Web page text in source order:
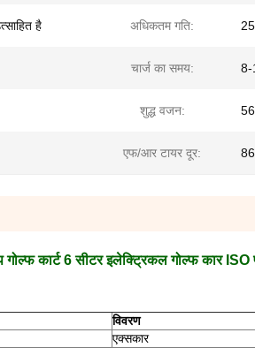
है अधिकतम गति:
चार्ज का समय: 8-
शुद्ध वजन:
एफ/आर टायर दूर:
कार्ट 6 सीटर इलेक्ट्रिकल गोल्फ कार ISO
विवरण
एक्सकार